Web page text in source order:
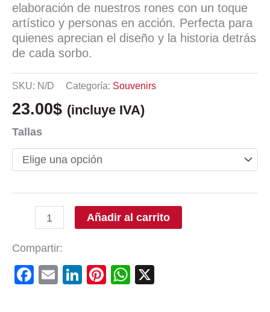
elaboración de nuestros rones con un toque
artístico y personas en acción. Perfecta para
quienes aprecian el diseño y la historia detrás
de cada sorbo.
SKU: N/D Categoría: Souvenirs
23.00$ (incluye IVA)
Tallas
Añadir al carrito
Compartir:
Facebook
EmailLinkedIn
Pinterest
WhatsApp